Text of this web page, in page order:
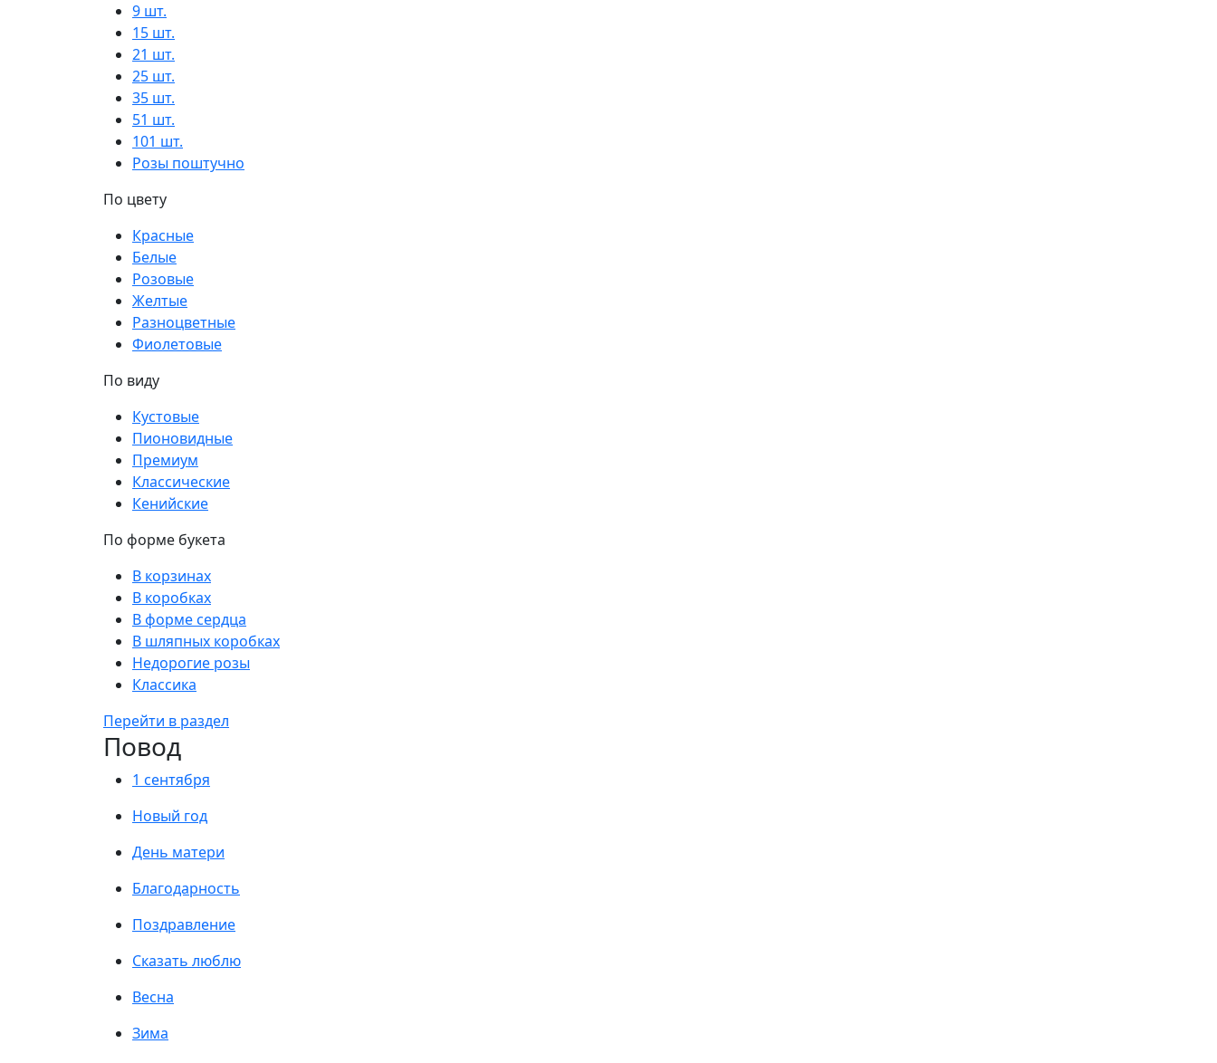
9 шт.
15 шт.
21 шт.
25 шт.
35 шт.
51 шт.
101 шт.
Розы поштучно
По цвету
Красные
Белые
Розовые
Желтые
Разноцветные
Фиолетовые
По виду
Кустовые
Пионовидные
Премиум
Классические
Кенийские
По форме букета
В корзинах
В коробках
В форме сердца
В шляпных коробках
Недорогие розы
Классика
Перейти в раздел
Повод
1 сентября
Новый год
День матери
Благодарность
Поздравление
Сказать люблю
Весна
Зима